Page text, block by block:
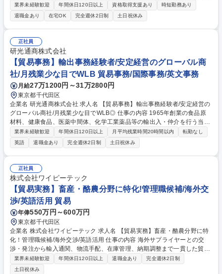
任せいたします。将来は総務・採用・教育業務へ守備範囲を広げ、組織運
営を支えるゼネラリストをめざせます。 ・初期業務：労働時間管理、給与
計算、社会保険対応、福利厚生管理、安全衛生、健康経営推進等をお任せ
します。ご経験に応じて、休職者管理など、幅広く経験を積んでいただき
ます。 ・将来的な広がり：総務・採用・教育・税務対応・経営企画等。
★メンバーがマンツーマンで丁寧に教えるため、ご経験が浅くても安心！
幅広く経験を積みたい意欲がある方に最適な環境です。 募集職種 【総
務・人事】未経験歓迎/日立グループ/組織運営を支えるゼネラリストを目
指す
業界未経験歓迎 年間休日120日以上 資格取得支援あり
時短勤務あり
退職金あり
在宅OK 完全週休2日制 土日祝休み
正社員
研光通商株式会社
【貿易事務】輸出事務経験者/安定経営のグローバル商
社/月残業少な目でWLB 貿易事務/国際事務/英文事務
月給27万1200円～31万2800円
東京都千代田区
企業名 研光通商株式会社 求人名 【貿易事務】輸出事務経験者/安定経営の
グローバル商社/月残業少な目でWLB◎ 仕事の内容 1965年創業の食品原
材料、健康食品、医薬中間体、化学工業薬品等の輸出入・仲介を行う当社
で、貿易事務を募集します。英語で書類やメール作成、通関や申告業務を
中心に輸出入・仲介に関わる業務をお任せします。 ■輸出入通関手配、乙
仲指示、船舶のブッキング■船積書類作成、送付、銀行持込■システム入
力、実績ファイルの保存、管理等 ご入社直後は米国への輸出を中心にご担
当いただきます。 【当社で働く魅力】欧米,中国,インドなど、世界各地と
化学工業用薬品、栄養補助食品原料、製薬原料、飼料添加物等を輸出入。
当社の輸出入品は各分野の安定供給や新製品・原料開発に欠かせません。
グローバルに影響力を持つポジションです。 募集職種 【貿易事務】輸出
事務経験者/安定経営のグローバル商社/月残業少な目でWLB◎
業界未経験歓迎 年間休日120日以上 月平均残業時間20時間以内
転勤なし
英語
退職金あり 完全週休2日制 土日祝休み
正社員
株式会社ワイピーテック
【貿易実務】畜産・酪農分野に特化!管理職候補/海外交
渉/英語活用 貿易
年俸550万円～600万円
東京都千代田区
企業名 株式会社ワイピーテック 求人名 【貿易実務】畜産・酪農分野に特
化！管理職候補/海外交渉/英語活用 仕事の内容 海外サプライヤーとの交
渉・発注から輸入通関、物流手配、在庫管理、納期調整まで一貫した貿易
業務を担当。4名のチームをまとめるリーダーとして、トラブル対応や調
整業務も行います。 【具体的業務】 海外サプライヤーとの価格交渉・発
業界未経験歓迎 年間休日120日以上 退職金あり
完全週休2日制
土日祝休み